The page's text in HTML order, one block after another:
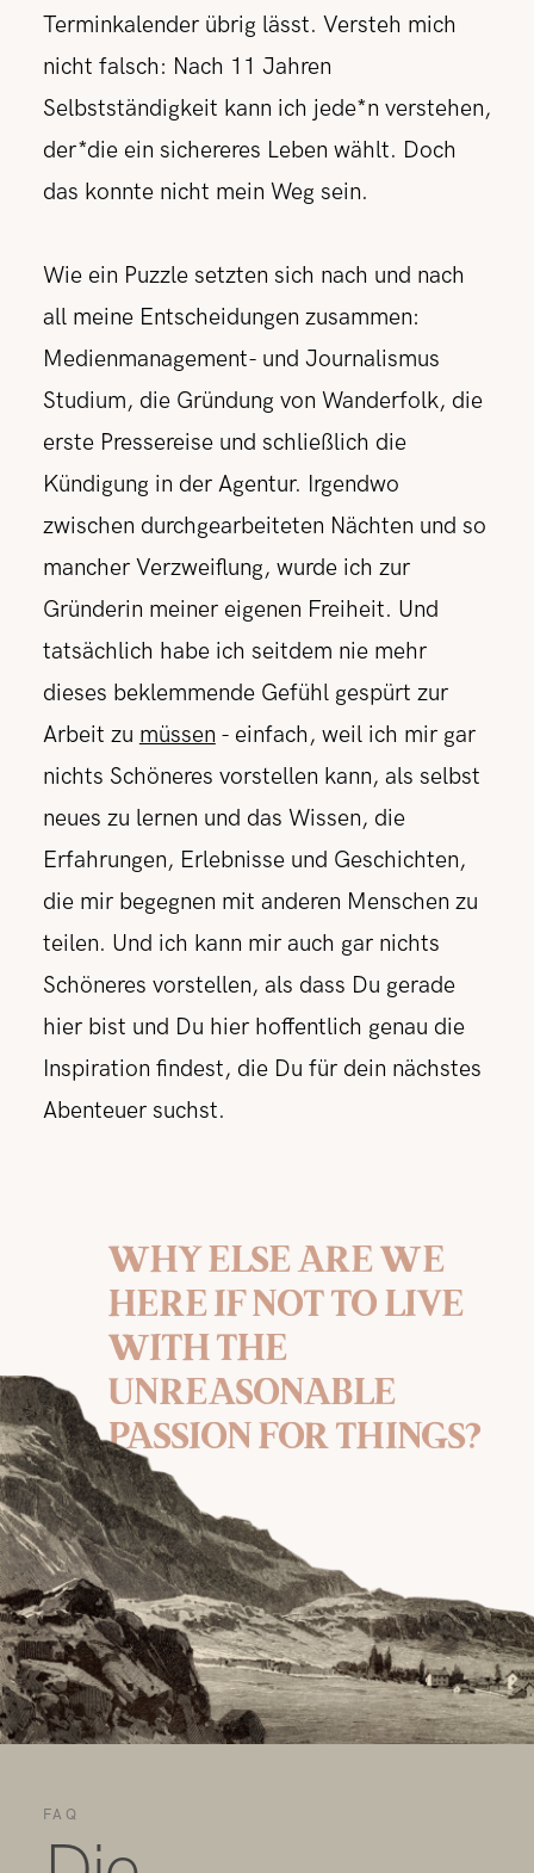
Terminkalender übrig lässt. Versteh mich
nicht falsch: Nach 11 Jahren
Selbstständigkeit kann ich jede*n verstehen,
der*die ein sichereres Leben wählt. Doch
das konnte nicht mein Weg sein.
Wie ein Puzzle setzten sich nach und nach
all meine Entscheidungen zusammen:
Medienmanagement- und Journalismus
Studium, die Gründung von Wanderfolk, die
erste Pressereise und schließlich die
Kündigung in der Agentur. Irgendwo
zwischen durchgearbeiteten Nächten und so
mancher Verzweiflung, wurde ich zur
Gründerin meiner eigenen Freiheit. Und
tatsächlich habe ich seitdem nie mehr
dieses beklemmende Gefühl gespürt zur
Arbeit zu müssen - einfach, weil ich mir gar
nichts Schöneres vorstellen kann, als selbst
neues zu lernen und das Wissen, die
Erfahrungen, Erlebnisse und Geschichten,
die mir begegnen mit anderen Menschen zu
teilen. Und ich kann mir auch gar nichts
Schöneres vorstellen, als dass Du gerade
hier bist und Du hier hoffentlich genau die
Inspiration findest, die Du für dein nächstes
Abenteuer suchst.
WHY ELSE ARE WE
HERE IF NOT TO LIVE
WITH THE
UNREASONABLE
PASSION FOR THINGS?
FAQ